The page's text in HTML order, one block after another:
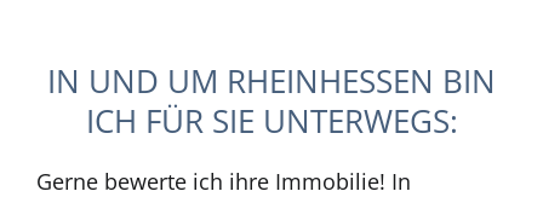
IN UND UM RHEINHESSEN BIN
ICH FÜR SIE UNTERWEGS:
Gerne bewerte ich ihre Immobilie! In